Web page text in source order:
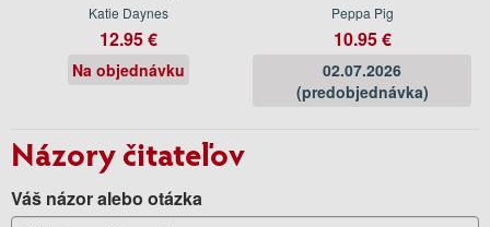
Katie Daynes
12.95 €
Na objednávku
Peppa Pig
10.95 €
02.07.2026
(predobjednávka)
Názory čitateľov
Váš názor alebo otázka